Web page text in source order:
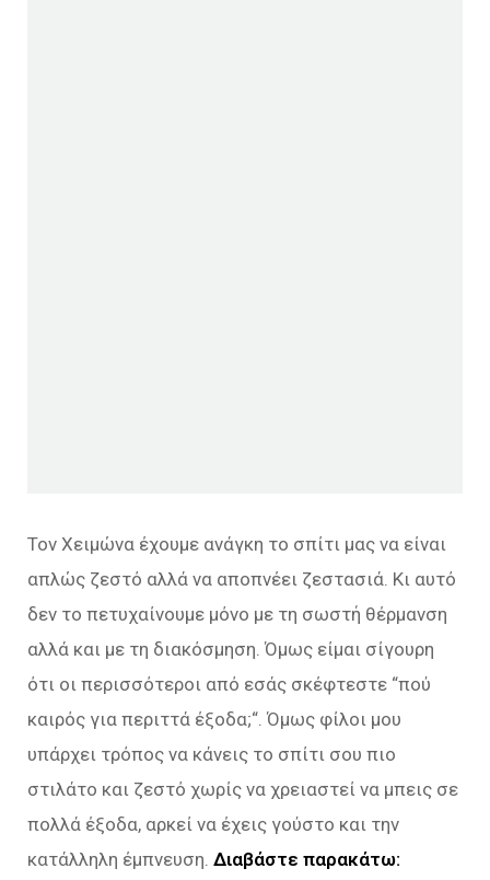
Τον Χειμώνα έχουμε ανάγκη το σπίτι μας να είναι
απλώς ζεστό αλλά να αποπνέει ζεστασιά. Κι αυτό
δεν το πετυχαίνουμε μόνο με τη σωστή θέρμανση
αλλά και με τη διακόσμηση. Όμως είμαι σίγουρη
ότι οι περισσότεροι από εσάς σκέφτεστε “πού
καιρός για περιττά έξοδα;“. Όμως φίλοι μου
υπάρχει τρόπος να κάνεις το σπίτι σου πιο
στιλάτο και ζεστό χωρίς να χρειαστεί να μπεις σε
πολλά έξοδα, αρκεί να έχεις γούστο και την
κατάλληλη έμπνευση. Διαβάστε παρακάτω: